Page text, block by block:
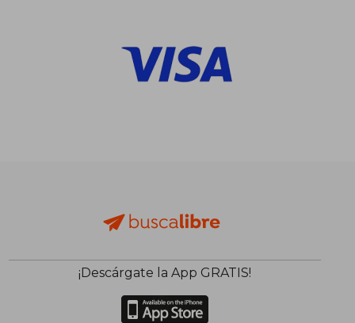
¡Descárgate la App GRATIS!